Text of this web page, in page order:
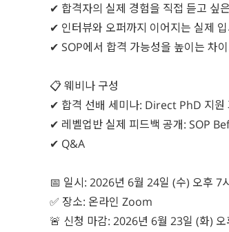
✔ 합격자의 실제 경험을 직접 듣고 싶
✔ 인터뷰와 오퍼까지 이어지는 실제
✔ SOP에서 합격 가능성을 높이는 차
📋 웨비나 구성
✔ 합격 선배 세미나: Direct PhD 지원
✔ 레벨업반 실제 피드백 공개: SOP
✔ Q&A
📅 일시: 2026년 6월 24일 (수) 오후 7
✅ 장소: 온라인 Zoom
🚨 신청 마감: 2026년 6월 23일 (화) 오